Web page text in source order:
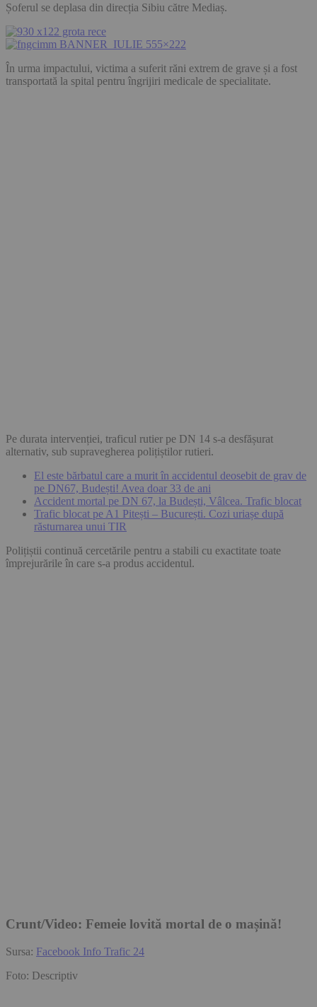
Șoferul se deplasa din direcția Sibiu către Mediaș.
În urma impactului, victima a suferit răni extrem de grave și a fost
transportată la spital pentru îngrijiri medicale de specialitate.
Pe durata intervenției, traficul rutier pe DN 14 s-a desfășurat
alternativ, sub supravegherea polițiștilor rutieri.
El este bărbatul care a murit în accidentul deosebit de grav de
pe DN67, Budești! Avea doar 33 de ani
Accident mortal pe DN 67, la Budești, Vâlcea. Trafic blocat
Trafic blocat pe A1 Pitești – București. Cozi uriașe după
răsturnarea unui TIR
Polițiștii continuă cercetările pentru a stabili cu exactitate toate
împrejurările în care s-a produs accidentul.
Crunt/Video: Femeie lovită mortal de o mașină!
Sursa: Facebook Info Trafic 24
Foto: Descriptiv